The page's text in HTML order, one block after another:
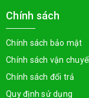
Chính sách
Chính sách bảo mật
Chính sách vận
Chính sách đổi trả
Quy định sử dụng